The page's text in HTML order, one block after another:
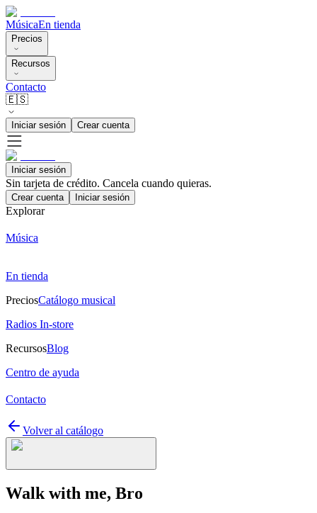
MúsicaEn tienda
Precios
Recursos
Contacto
🇪🇸
Iniciar sesión Crear cuenta
Iniciar sesión
Sin tarjeta de crédito. Cancela cuando quieras.
Crear cuenta Iniciar sesión
Explorar
Música
En tienda
PreciosCatálogo musical
Radios In-store
RecursosBlog
Centro de ayuda
Contacto
Volver al catálogo
Walk with me, Bro